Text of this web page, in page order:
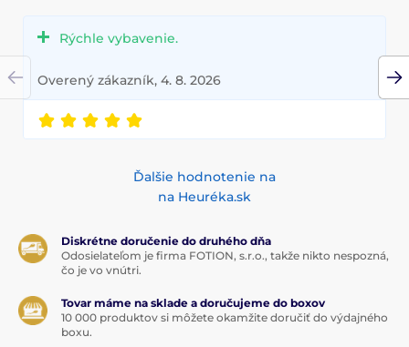
Rýchle vybavenie.
Overený zákazník, 4. 8. 2026
Ďalšie hodnotenie na
na Heuréka.sk
Diskrétne doručenie do druhého dňa
Odosielateľom je firma FOTION, s.r.o., takže nikto nespozná,
čo je vo vnútri.
Tovar máme na sklade a doručujeme do boxov
10 000 produktov si môžete okamžite doručiť do výdajného
boxu.